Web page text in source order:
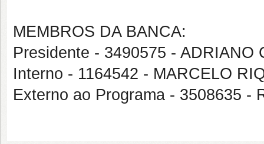
MEMBROS DA BANCA:
Presidente - 3490575 - ADRIANO
Interno - 1164542 - MARCELO
Externo ao Programa - 3508635 -